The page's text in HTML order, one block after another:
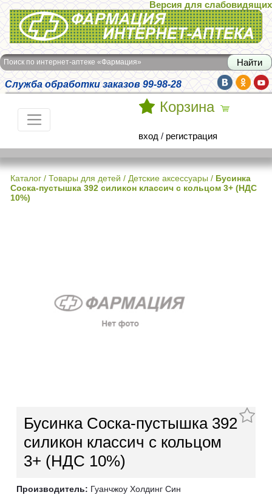
Интернет-аптека Фармация
Версия для слабовидящих
Поиск по интернет-аптеке «Фармация»
Служба обработки заказов 99-98-28
Корзина
вход / регистрация
Каталог / Товары для детей / Детские аксессуары / Бусинка
Соска-пустышка 392 силикон классич с кольцом 3+ (НДС
10%)
Бусинка Соска-пустышка 392
силикон классич с кольцом
3+ (НДС 10%)
Производитель: Гуанчжоу Холдинг Син